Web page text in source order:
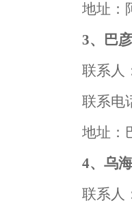
地址：
3、巴
联系人
联系电
地址：
4、乌
联系人